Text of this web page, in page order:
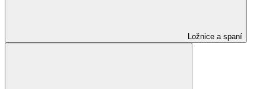
Ložnice a spaní